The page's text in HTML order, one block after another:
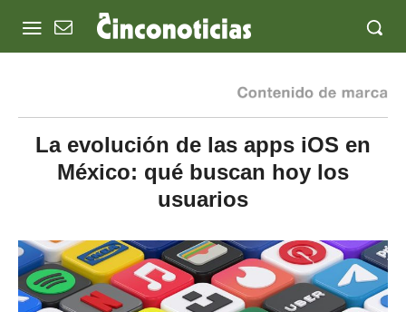
La evolución de las apps iOS en
México: qué buscan hoy los
usuarios